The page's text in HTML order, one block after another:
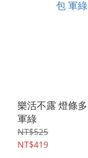
樂活不露 燈條
軍綠
NT$525
NT$419